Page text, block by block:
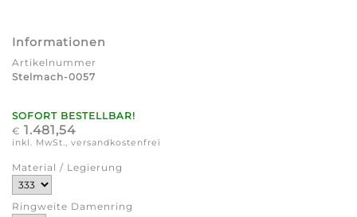
Informationen
Artikelnummer
Stelmach-0057
SOFORT BESTELLBAR!
€ 1.481,54
inkl. MwSt., versandkostenfrei
Material / Legierung
Ringweite Damenring